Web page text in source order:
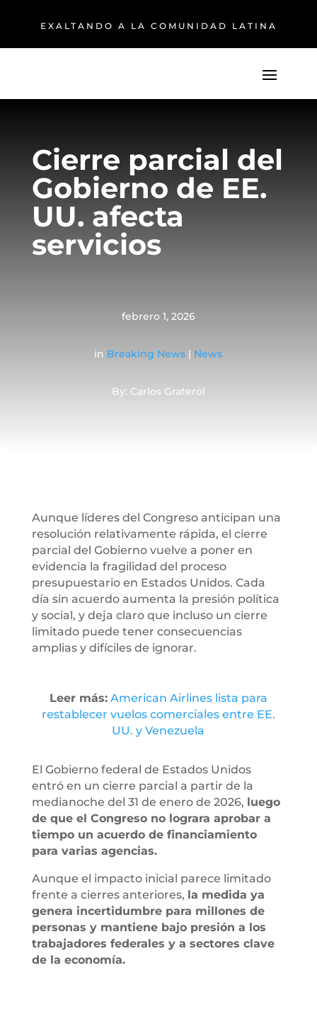
EXALTANDO A LA COMUNIDAD LATINA
Cierre parcial del
Gobierno de EE.
UU. afecta
servicios
febrero 1, 2026
in Breaking News | News
By: Carlos Graterol
Aunque líderes del Congreso anticipan una
resolución relativamente rápida, el cierre
parcial del Gobierno vuelve a poner en
evidencia la fragilidad del proceso
presupuestario en Estados Unidos. Cada
día sin acuerdo aumenta la presión política
y social, y deja claro que incluso un cierre
limitado puede tener consecuencias
amplias y difíciles de ignorar.
Leer más: American Airlines lista para
restablecer vuelos comerciales entre EE.
UU. y Venezuela
El Gobierno federal de Estados Unidos
entró en un cierre parcial a partir de la
medianoche del 31 de enero de 2026, luego
de que el Congreso no lograra aprobar a
tiempo un acuerdo de financiamiento
para varias agencias.
Aunque el impacto inicial parece limitado
frente a cierres anteriores, la medida ya
genera incertidumbre para millones de
personas y mantiene bajo presión a los
trabajadores federales y a sectores clave
de la economía.